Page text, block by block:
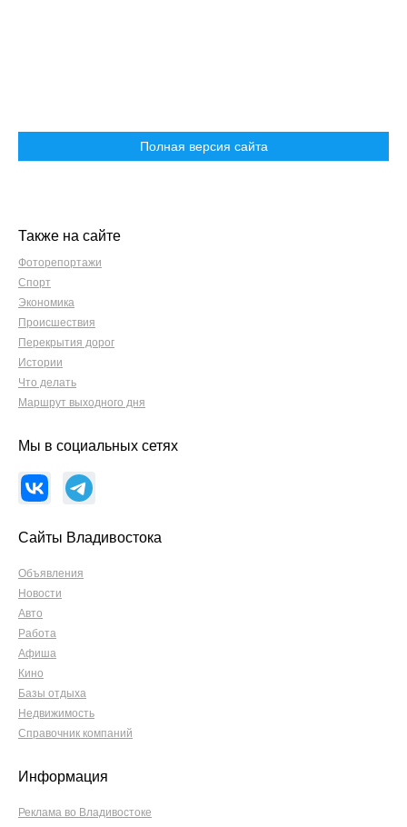
Полная версия сайта
Также на сайте
Фоторепортажи
Спорт
Экономика
Происшествия
Перекрытия дорог
Истории
Что делать
Маршрут выходного дня
Мы в социальных сетях
Сайты Владивостока
Объявления
Новости
Авто
Работа
Афиша
Кино
Базы отдыха
Недвижимость
Справочник компаний
Информация
Реклама во Владивостоке